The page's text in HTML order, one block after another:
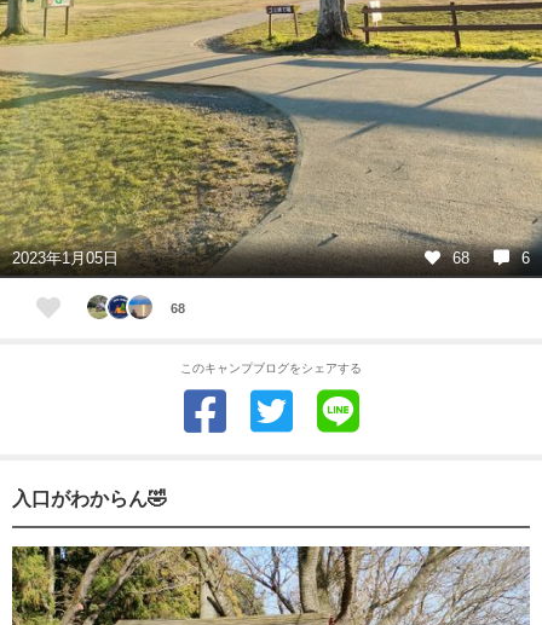
2023年1月05日 68 6
68
このキャンプブログをシェアする
入口がわからん🤣